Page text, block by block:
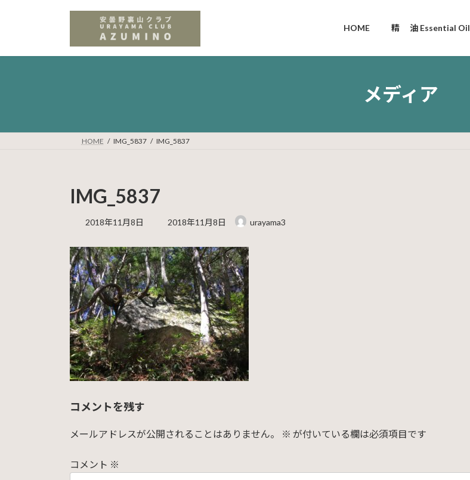
プ
動
HOME 精 油 Essential Oil
メディア
HOME IMG_5837 IMG_5837
IMG_5837
2018年11月8日
最
新
日
時
:
2018年11月8日 urayama3
コメントを残す
メールアドレスが公開されることはありません。 ※ が付いている欄は必須項目です
コメント ※